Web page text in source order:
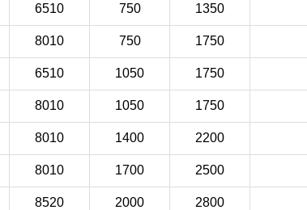
6510 750 1350
8010 750 1750
6510 1050 1750
8010 1050 1750
8010 1400 2200
8010 1700 2500
8520 2000 2800